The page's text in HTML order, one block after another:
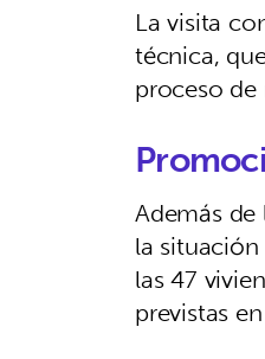
La visita
técnica,
proceso
Además
la
las 47
previstas